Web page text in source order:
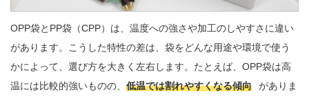
OPP袋とPP袋（CPP）は、温度への強さや加工のしやすさに違い
があります。こうした特性の差は、袋をどんな用途や環境で使う
かによって、選び方を大きく左右します。たとえば、OPP袋は高
温には比較的強いものの、 低温では割れやすくなる傾向
がありま